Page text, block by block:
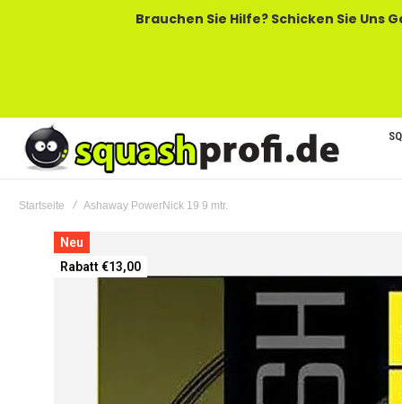
Brauchen Sie Hilfe? Schicken Sie Uns Gerne
Startseite Ashaway PowerNick 19 9 mtr.
Zum
Ende
der
Neu
Rabatt €13,00